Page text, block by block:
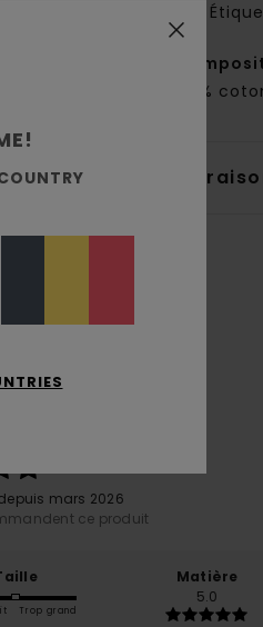
48%
mars 2026
ce produit
Trop grand
Matière
5.0